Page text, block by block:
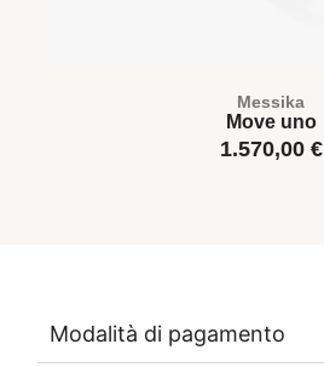
Messika
Move uno
1.570,00 €
Modalità di pagamento